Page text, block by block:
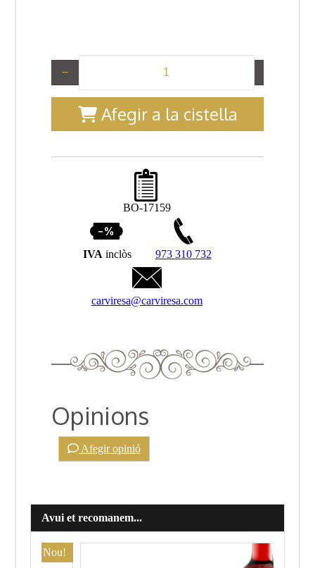
−
Afegir a la cistella
BO-17159
IVA inclòs 973 310 732
carviresa@carviresa.com
Opinions
Afegir opinió
Avui et recomanem...